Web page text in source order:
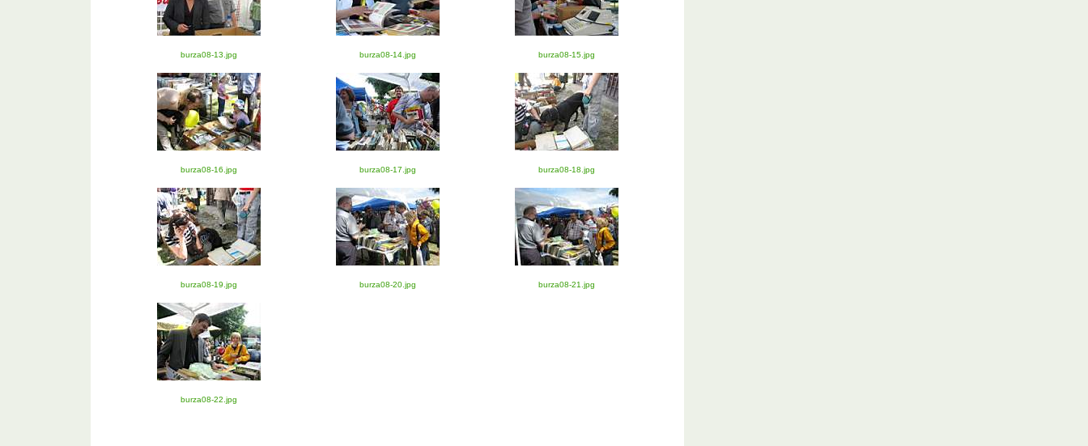
burza08-13.jpg burza08-14.jpg burza08-15.jpg
burza08-16.jpg burza08-17.jpg burza08-18.jpg
burza08-19.jpg burza08-20.jpg burza08-21.jpg
burza08-22.jpg